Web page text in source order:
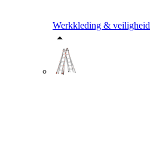
Werkkleding & veiligheid